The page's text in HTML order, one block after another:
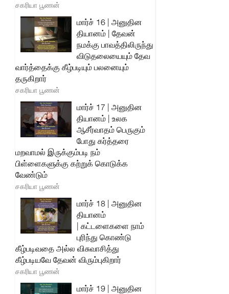
சகரியா பூணன்
மார்ச் 16 | அனுதின
தியானம் | தேவன்
நமக்கு பாவத்திலிருந்து
விடுதலையையும் தேவ
வார்த்தைக்கு கீழ்படியும் பலனையும்
தருகிறார்
சகரியா பூணன்
மார்ச் 17 | அனுதின
தியானம் | உலக
ஆசீர்வாதம் பெருகும்
போது கர்த்தரை
மறவாமல் இருக்கும்படி நம்
பிள்ளைகளுக்கு கற்றுக் கொடுக்க
வேண்டும்
சகரியா பூணன்
மார்ச் 18 | அனுதின
தியானம்
| கட்டளைகளை நாம்
புரிந்து கொண்டு
கீழ்படிவதை அல்ல விசுவாசித்து
கீழ்படியவே தேவன் விரும்புகிறார்
சகரியா பூணன்
மார்ச் 19 | அனுதின